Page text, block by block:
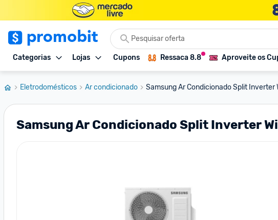
Categorias Lojas Cupons Ressaca 8.8 Aproveite os
Eletrodomésticos Ar condicionado Samsung Ar Condicionado Split Inverter
Samsung Ar Condicionado Split Inverter